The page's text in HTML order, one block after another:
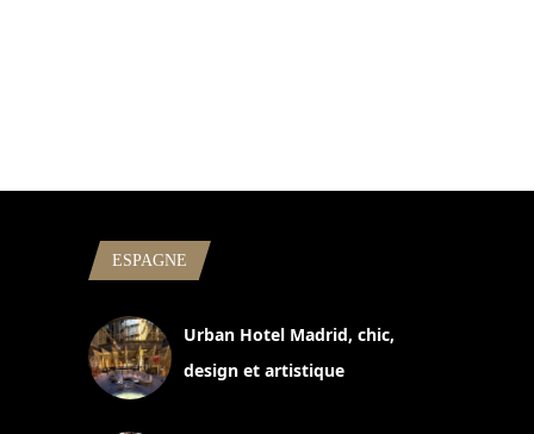
ESPAGNE
Urban Hotel Madrid, chic,
design et artistique